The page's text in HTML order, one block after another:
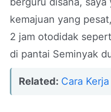
kemajuan yang
2 jam otodidak
di pantai Seminyak
Related: Cara